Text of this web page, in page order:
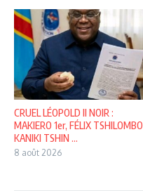
CRUEL LÉOPOLD Il NOIR :
MAKIERO 1er, FÉLIX TSHILOMBO
KANIKI TSHIN ...
8 août 2026